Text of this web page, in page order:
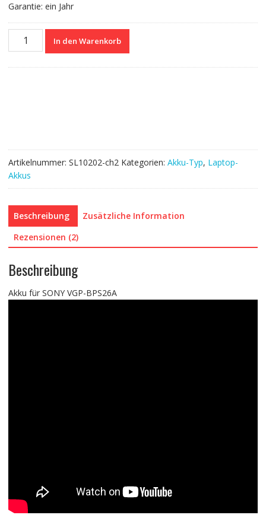
Garantie: ein Jahr
Nagelneuer
In den Warenkorb
Artikelnummer: SL10202-ch2 Kategorien: Akku-Typ, Laptop-
Akkus
Beschreibung
Zusätzliche Information
Rezensionen (2)
Beschreibung
Akku für SONY VGP-BPS26A